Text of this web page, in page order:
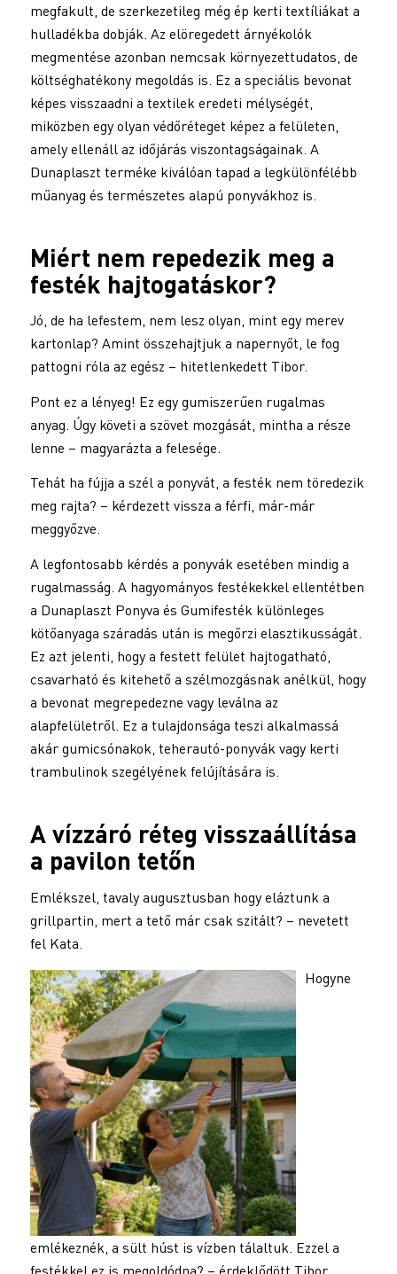
megfakult, de szerkezetileg még ép kerti textíliákat a
hulladékba dobják. Az elöregedett árnyékolók
megmentése azonban nemcsak környezettudatos, de
költséghatékony megoldás is. Ez a speciális bevonat
képes visszaadni a textilek eredeti mélységét,
miközben egy olyan védőréteget képez a felületen,
amely ellenáll az időjárás viszontagságainak. A
Dunaplaszt terméke kiválóan tapad a legkülönfélébb
műanyag és természetes alapú ponyvákhoz is.
Miért nem repedezik meg a
festék hajtogatáskor?
Jó, de ha lefestem, nem lesz olyan, mint egy merev
kartonlap? Amint összehajtjuk a napernyőt, le fog
pattogni róla az egész – hitetlenkedett Tibor.
Pont ez a lényeg! Ez egy gumiszerűen rugalmas
anyag. Úgy követi a szövet mozgását, mintha a része
lenne – magyarázta a felesége.
Tehát ha fújja a szél a ponyvát, a festék nem töredezik
meg rajta? – kérdezett vissza a férfi, már-már
meggyőzve.
A legfontosabb kérdés a ponyvák esetében mindig a
rugalmasság. A hagyományos festékekkel ellentétben
a Dunaplaszt Ponyva és Gumifesték különleges
kötőanyaga száradás után is megőrzi elasztikusságát.
Ez azt jelenti, hogy a festett felület hajtogatható,
csavarható és kitehető a szélmozgásnak anélkül, hogy
a bevonat megrepedezne vagy leválna az
alapfelületről. Ez a tulajdonsága teszi alkalmassá
akár gumicsónakok, teherautó-ponyvák vagy kerti
trambulinok szegélyének felújítására is.
A vízzáró réteg visszaállítása
a pavilon tetőn
Emlékszel, tavaly augusztusban hogy eláztunk a
grillpartin, mert a tető már csak szitált? – nevetett
fel Kata.
Hogyne
emlékeznék, a sült húst is vízben tálaltuk. Ezzel a